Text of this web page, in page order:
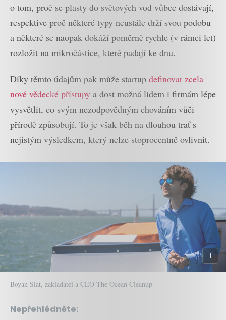
o tom, proč se plasty do světových vod vůbec dostávají,
respektive proč některé typy neustále drží svou podobu
a některé se naopak dokáží poměrně rychle (v rámci let)
rozložit na mikročástice, které padají ke dnu.
Díky těmto údajům pak může startup definovat zcela
nové vědecké přístupy a dost možná lidem i firmám lépe
vysvětlit, co svým nezodpovědným chováním vůči
přírodě způsobují. To je však běh na dlouhou trať s
nejistým výsledkem, který nelze stoprocentně ovlivnit.
Boyan Slat, zakladatel a CEO The Ocean Cleanup
Nepřehlédněte: